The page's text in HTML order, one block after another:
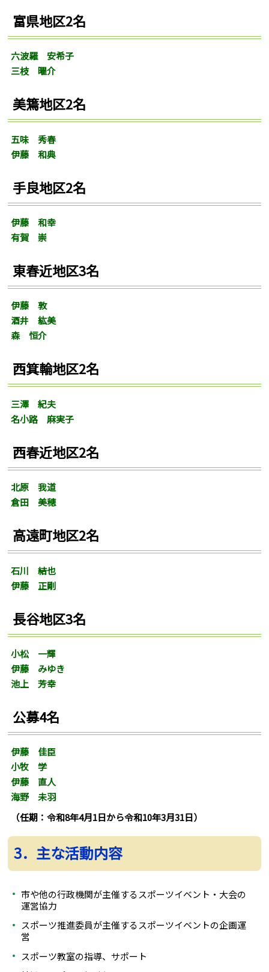
富県地区2名
六波羅 安希子
三枝 曜介
美篶地区2名
五味 秀春
伊藤 和典
手良地区2名
伊藤 和幸
有賀 崇
東春近地区3名
伊藤 敦
酒井 紘美
森 恒介
西箕輪地区2名
三澤 紀夫
名小路 麻実子
西春近地区2名
北原 我道
倉田 美穂
高遠町地区2名
石川 結也
伊藤 正剛
長谷地区3名
小松 一輝
伊藤 みゆき
池上 芳幸
公募4名
伊藤 佳臣
小牧 学
伊藤 直人
海野 未羽
（任期：令和8年4月1日から令和10年3月31日）
3．主な活動内容
市や他の行政機関が主催するスポーツイベント・大会の
運営協力
スポーツ推進委員が主催するスポーツイベントの企画運
営
スポーツ教室の指導、サポート